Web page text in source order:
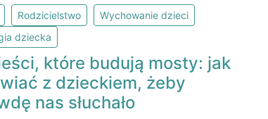
Rodzicielstwo
Wychowanie dzieci
dziecka
które budują mosty: jak
z dzieckiem, żeby
nas słuchało